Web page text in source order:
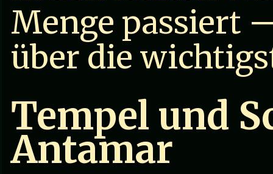
Menge passiert
über die
Tempel und
Antamar